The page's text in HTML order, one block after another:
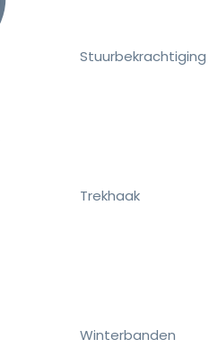
Stuurbekrachtiging
Trekhaak
Winterbanden